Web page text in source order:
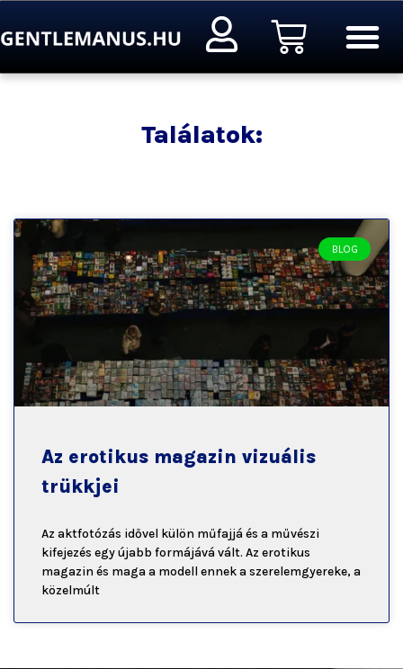
a
Kosár
Találatok:
BLOG
Az erotikus magazin vizuális
trükkjei
Az aktfotózás idővel külön műfajjá és a művészi
kifejezés egy újabb formájává vált. Az erotikus
magazin és maga a modell ennek a szerelemgyereke, a
közelmúlt